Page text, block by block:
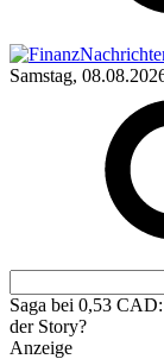
Samstag,
Saga bei 0,53
der Story?
Anzeige